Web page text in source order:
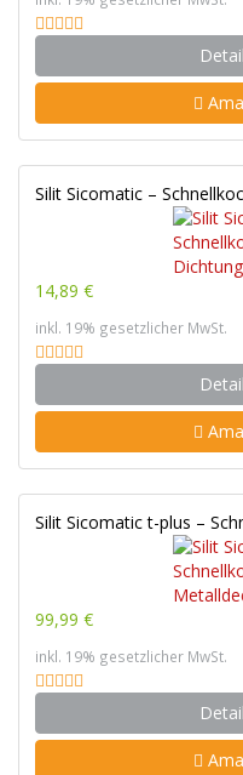
Silit Sicomatic –
14,89 €
inkl. 19% gesetzlicher MwSt.
Silit Sicomatic t-plus –
99,99 €
inkl. 19% gesetzlicher MwSt.